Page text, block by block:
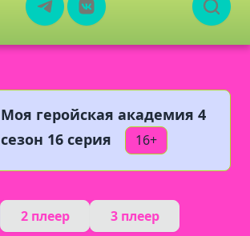
Моя геройская академия 4
сезон 16 серия
16+
2 плеер 3 плеер